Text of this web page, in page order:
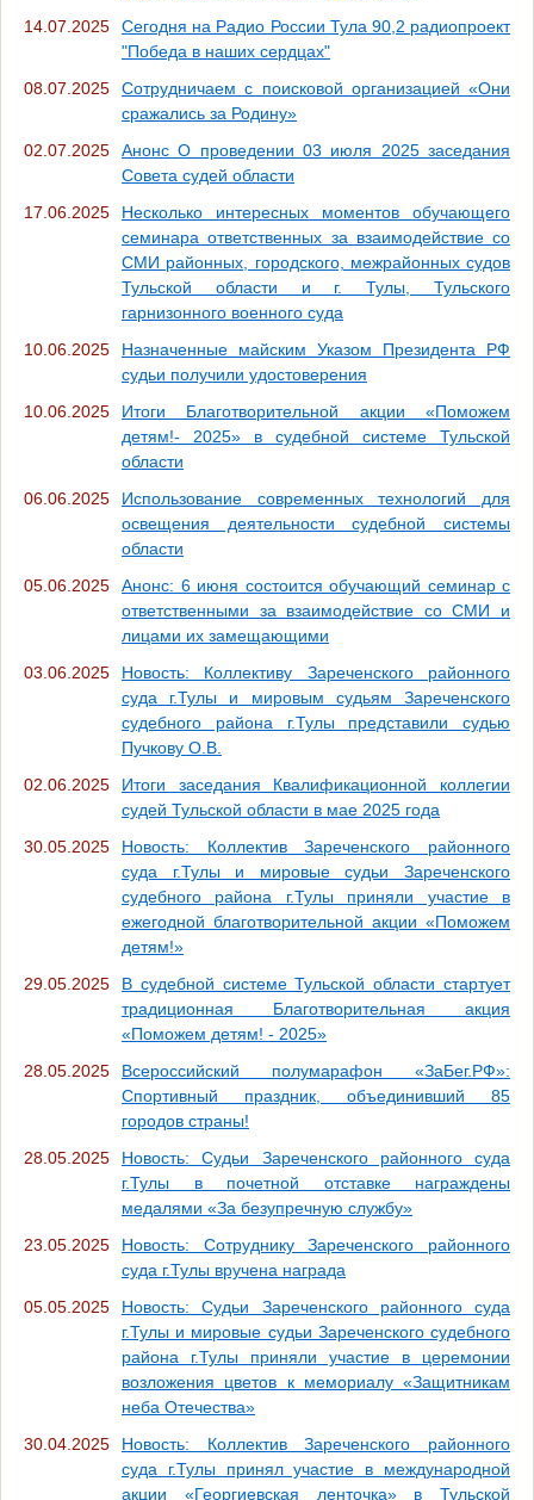
14.07.2025
Сегодня на Радио России Тула 90,2 радиопроект
"Победа в наших сердцах"
08.07.2025
Сотрудничаем с поисковой организацией «Они
сражались за Родину»
02.07.2025
Анонс О проведении 03 июля 2025 заседания
Совета судей области
17.06.2025
Несколько интересных моментов обучающего
семинара ответственных за взаимодействие со
СМИ районных, городского, межрайонных судов
Тульской области и г. Тулы, Тульского
гарнизонного военного суда
10.06.2025
Назначенные майским Указом Президента РФ
судьи получили удостоверения
10.06.2025
Итоги Благотворительной акции «Поможем
детям!- 2025» в судебной системе Тульской
области
06.06.2025
Использование современных технологий для
освещения деятельности судебной системы
области
05.06.2025
Анонс: 6 июня состоится обучающий семинар c
ответственными за взаимодействие со СМИ и
лицами их замещающими
03.06.2025
Новость: Коллективу Зареченского районного
суда г.Тулы и мировым судьям Зареченского
судебного района г.Тулы представили судью
Пучкову О.В.
02.06.2025
Итоги заседания Квалификационной коллегии
судей Тульской области в мае 2025 года
30.05.2025
Новость: Коллектив Зареченского районного
суда г.Тулы и мировые судьи Зареченского
судебного района г.Тулы приняли участие в
ежегодной благотворительной акции «Поможем
детям!»
29.05.2025
В судебной системе Тульской области стартует
традиционная Благотворительная акция
«Поможем детям! - 2025»
28.05.2025
Всероссийский полумарафон «ЗаБег.РФ»:
Спортивный праздник, объединивший 85
городов страны!
28.05.2025
Новость: Судьи Зареченского районного суда
г.Тулы в почетной отставке награждены
медалями «За безупречную службу»
23.05.2025
Новость: Сотруднику Зареченского районного
суда г.Тулы вручена награда
05.05.2025
Новость: Судьи Зареченского районного суда
г.Тулы и мировые судьи Зареченского судебного
района г.Тулы приняли участие в церемонии
возложения цветов к мемориалу «Защитникам
неба Отечества»
30.04.2025
Новость: Коллектив Зареченского районного
суда г.Тулы принял участие в международной
акции «Георгиевская ленточка» в Тульской